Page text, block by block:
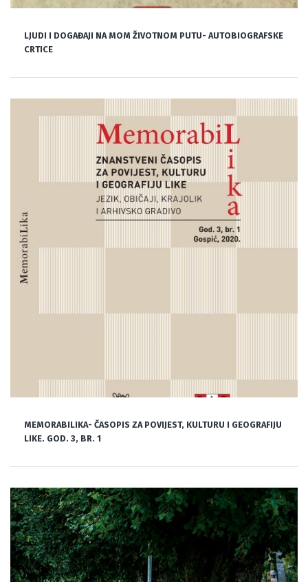
LJUDI I DOGAĐAJI NA MOM ŽIVOTNOM PUTU- AUTOBIOGRAFSKE
CRTICE
MEMORABILIKA- ČASOPIS ZA POVIJEST, KULTURU I GEOGRAFIJU
LIKE. GOD. 3, BR. 1